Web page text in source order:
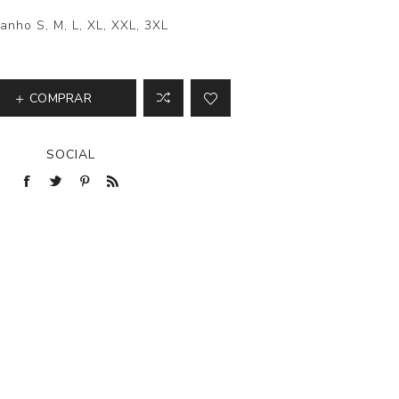
S, M, L, XL, XXL, 3XL
COMPRAR
SOCIAL